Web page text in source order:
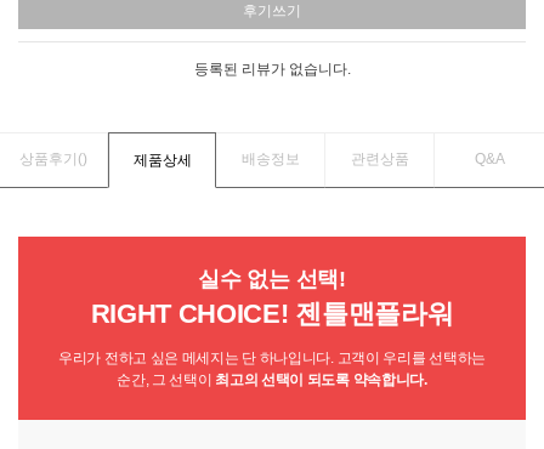
후기쓰기
등록된 리뷰가 없습니다.
상품후기() 제품상세 배송정보 관련상품 Q&A
실수 없는 선택!
RIGHT CHOICE! 젠틀맨플라워
우리가 전하고 싶은 메세지는 단 하나입니다. 고객이 우리를 선택하는
순간, 그 선택이 최고의 선택이 되도록 약속합니다.